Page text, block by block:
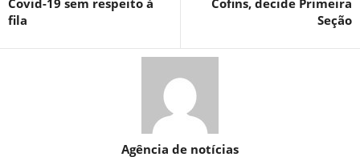
Covid-19 sem respeito à
fila
Cofins, decide Primeira
Seção
Agência de notícias